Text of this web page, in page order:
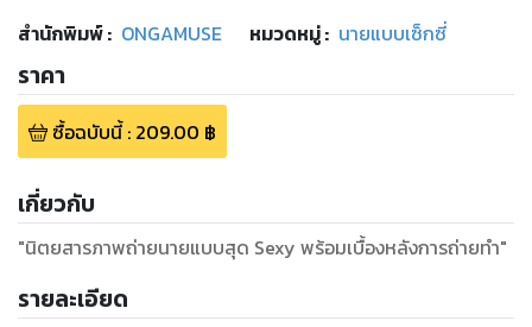
สำนักพิมพ์: ONGAMUSE หมวดหมู่: นายแบบเซ็กซี่
ราคา
ซื้อฉบับนี้: 209.00 ฿
เกี่ยวกับ
"นิตยสารภาพถ่ายนายแบบสุด Sexy พร้อมเบื้องหลังการถ่ายทำ"
รายละเอียด